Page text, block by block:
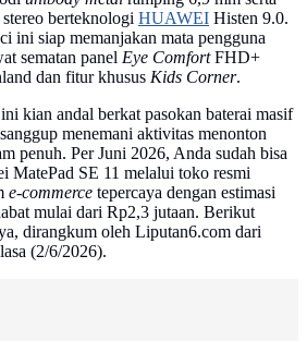
berteknologi HUAWEI Histen 9.0.
ini siap memanjakan mata pengguna
sematan panel Eye ComfortFHD+
dan fitur khusus Kids Corner.
kian andal berkat pasokan baterai masif
menemani aktivitas menonton
penuh. Per Juni 2026, Anda sudah bisa
MatePad SE 11 melalui toko resmi
e-commerce tepercaya dengan estimasi
mulai dari Rp2,3 jutaan. Berikut
dirangkum oleh Liputan6.com dari
(2/6/2026).